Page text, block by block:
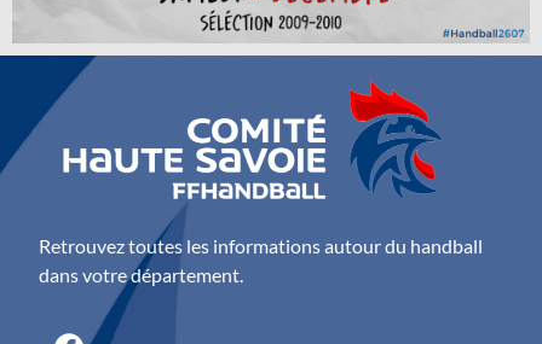
Retrouvez toutes les informations autour du handball
dans votre département.